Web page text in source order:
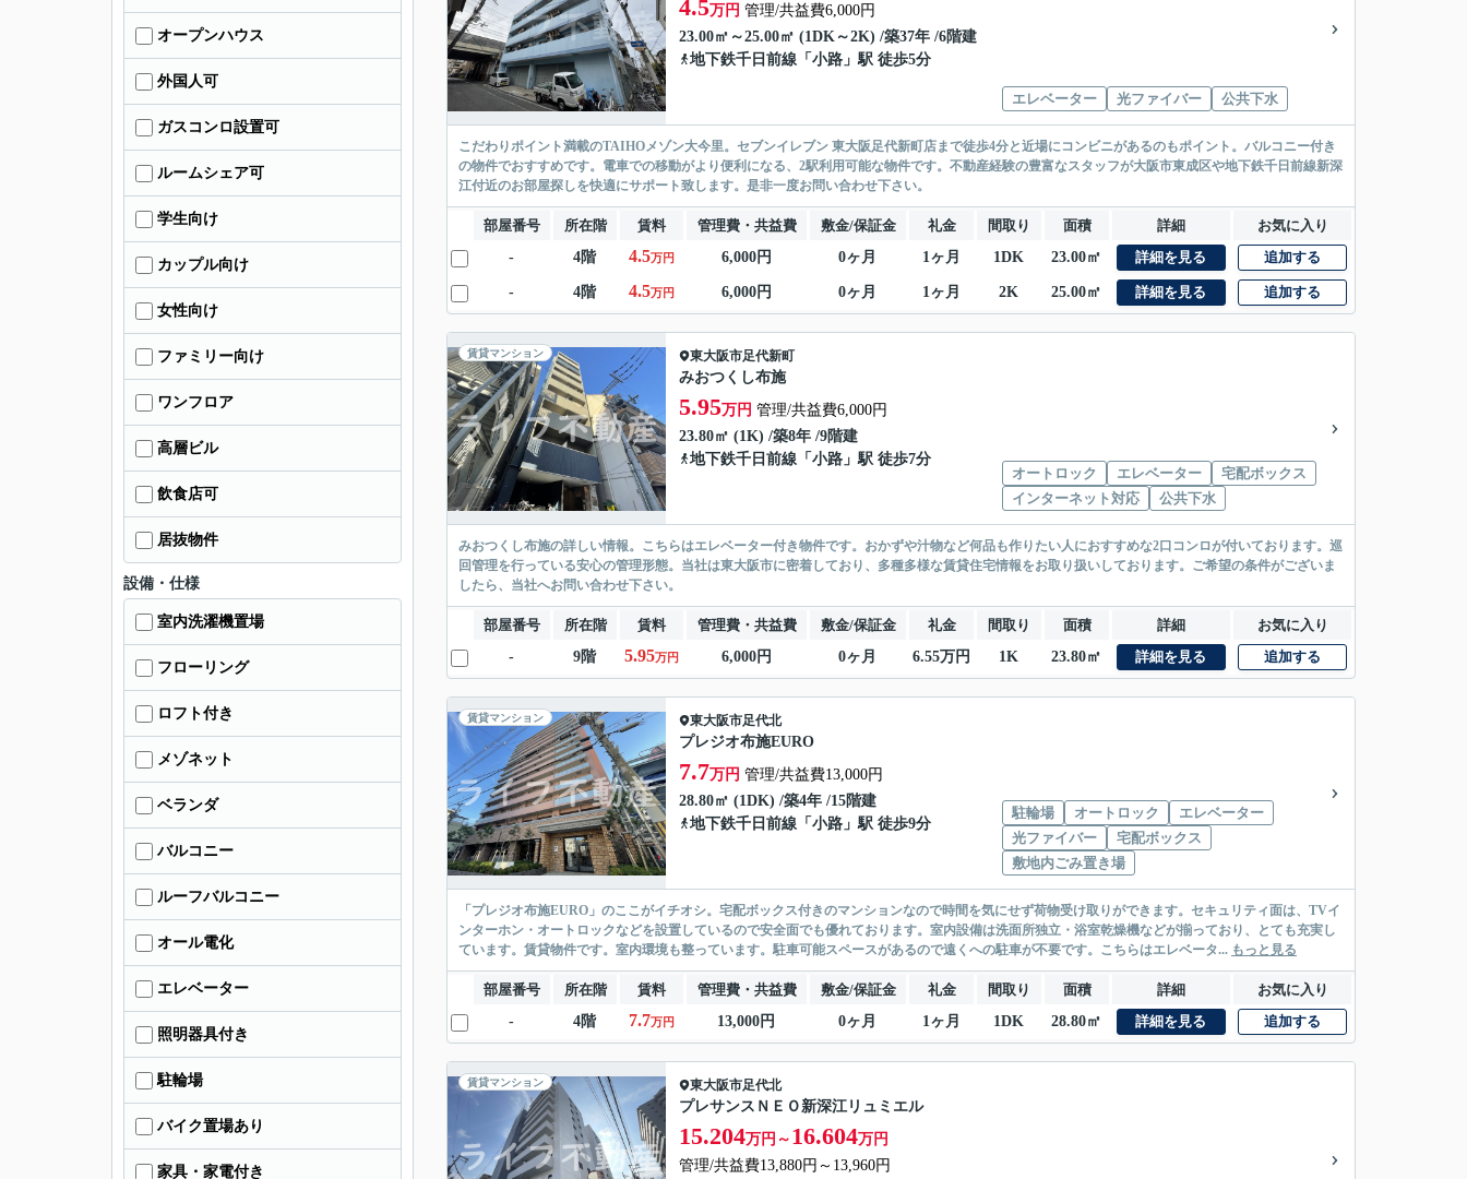
4.5万円 管理/共益費6,000円
23.00㎡～25.00㎡ (1DK～2K) /築37年 /6階建
地下鉄千日前線 「 小路 」駅 徒歩5分
エレベーター 光ファイバー 公共下水
こだわりポイント満載のTAIHOメゾン大今里。セブンイレブン 東大阪足代新町店まで徒歩4分と近場にコンビニがあるのもポイント。バルコニー付き
の物件でおすすめです。電車での移動がより便利になる、2駅利用可能な物件です。不動産経験の豊富なスタッフが大阪市東成区や地下鉄千日前線新深
江付近のお部屋探しを快適にサポート致します。是非一度お問い合わせ下さい。
部屋番号 所在階 賃料 管理費・共益費 敷金/保証金 礼金 間取り 面積 詳細
お気に入り
-
4階 4.5万円 6,000円 0ヶ月 1ヶ月 1DK 23.00㎡ 詳細を見る 追加する
- 4階 4.5万円 6,000円 0ヶ月 1ヶ月 2K 25.00㎡ 詳細を見る 追加する
賃貸マンション 東大阪市足代新町
みおつくし布施
5.95万円 管理/共益費6,000円
23.80㎡ (1K) /築8年 /9階建
地下鉄千日前線 「 小路 」駅 徒歩7分
オートロック
エレベーター
宅配ボックス
インターネット対応
公共下水
みおつくし布施の詳しい情報。こちらはエレベーター付き物件です。おかずや汁物など何品も作りたい人におすすめな2口コンロが付いております。巡
回管理を行っている安心の管理形態。当社は東大阪市に密着しており、多種多様な賃貸住宅情報をお取り扱いしております。ご希望の条件がございま
したら、当社へお問い合わせ下さい。
部屋番号 所在階 賃料 管理費・共益費 敷金/保証金 礼金 間取り 面積 詳細
お気に入り
-
9階 5.95万円 6,000円 0ヶ月 6.55万円 1K 23.80㎡ 詳細を見る 追加する
賃貸マンション 東大阪市足代北
プレジオ布施EURO
7.7万円 管理/共益費13,000円
28.80㎡ (1DK) /築4年 /15階建
地下鉄千日前線 「 小路 」駅 徒歩9分
駐輪場 オートロック
エレベーター
光ファイバー
宅配ボックス
敷地内ごみ置き場
「プレジオ布施EURO」のここがイチオシ。宅配ボックス付きのマンションなので時間を気にせず荷物受け取りができます。セキュリティ面は、TVイ
ンターホン・オートロックなどを設置しているので安全面でも優れております。室内設備は洗面所独立・浴室乾燥機などが揃っており、とても充実し
ています。賃貸物件です。室内環境も整っています。駐車可能スペースがあるので遠くへの駐車が不要です。こちらはエレベータ... もっと見る
部屋番号 所在階 賃料 管理費・共益費 敷金/保証金 礼金 間取り 面積 詳細
お気に入り
-
4階 7.7万円 13,000円 0ヶ月 1ヶ月 1DK 28.80㎡ 詳細を見る 追加する
賃貸マンション 東大阪市足代北
プレサンスＮＥＯ新深江リュミエル
15.204万円～ 16.604万円
管理/共益費13,880円～13,960円
オープンハウス
外国人可
ガスコンロ設置可
ルームシェア可
学生向け
カップル向け
女性向け
ファミリー向け
ワンフロア
高層ビル
飲食店可
居抜物件
設備・仕様
室内洗濯機置場
フローリング
ロフト付き
メゾネット
ベランダ
バルコニー
ルーフバルコニー
オール電化
エレベーター
照明器具付き
駐輪場
バイク置場あり
家具・家電付き